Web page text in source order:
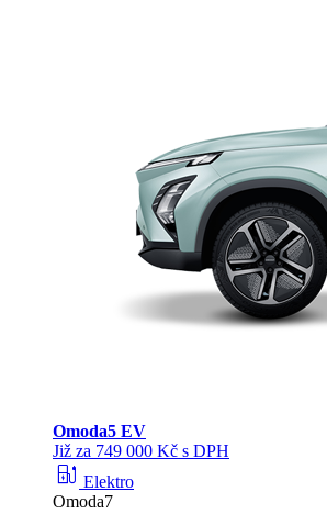
Omoda5 EV
Již za 749 000 Kč s DPH
ev_station Elektro
Omoda7